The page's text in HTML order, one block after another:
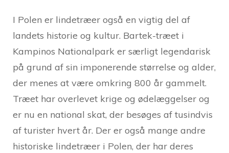
I Polen er lindetræer også en vigtig del af
landets historie og kultur. Bartek-træet i
Kampinos Nationalpark er særligt legendarisk
på grund af sin imponerende størrelse og alder,
der menes at være omkring 800 år gammelt.
Træet har overlevet krige og ødelæggelser og
er nu en national skat, der besøges af tusindvis
af turister hvert år. Der er også mange andre
historiske lindetræer i Polen, der har deres